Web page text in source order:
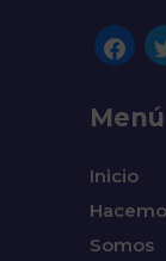
Menú
Inicio
Somos